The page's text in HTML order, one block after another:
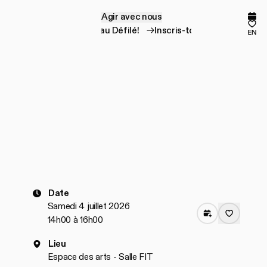
Agir avec nous
Agir avec nous
Inscris-toi au Défilé!
Inscris-toi au Défilé!
en
Date
Samedi 4 juillet 2026
14h00 à 16h00
Lieu
Espace des arts - Salle FIT